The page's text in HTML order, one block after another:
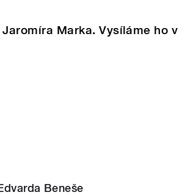
Marka. Vysíláme ho v
Beneše